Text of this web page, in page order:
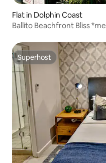
Flat in Dolphin Coast
Ballito Beachfront Bliss
Superhost
Superhost